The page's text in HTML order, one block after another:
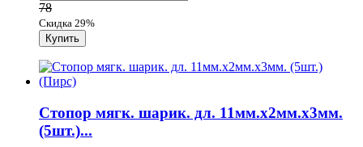
78
Скидка 29%
Стопор мягк. шарик. дл. 11мм.х2мм.х3мм.
(5шт.)...